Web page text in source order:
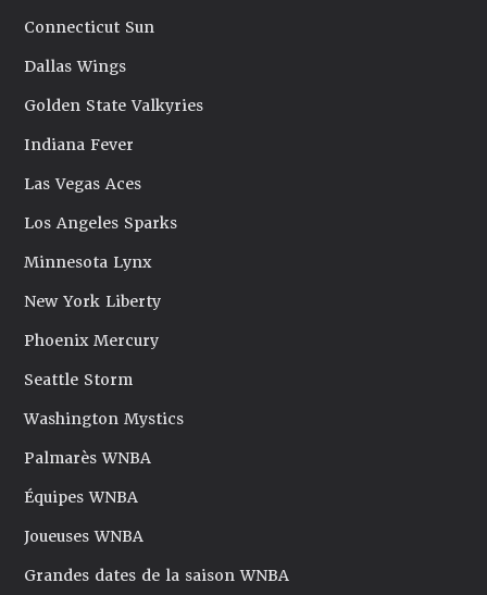
Connecticut Sun
Dallas Wings
Golden State Valkyries
Indiana Fever
Las Vegas Aces
Los Angeles Sparks
Minnesota Lynx
New York Liberty
Phoenix Mercury
Seattle Storm
Washington Mystics
Palmarès WNBA
Équipes WNBA
Joueuses WNBA
Grandes dates de la saison WNBA